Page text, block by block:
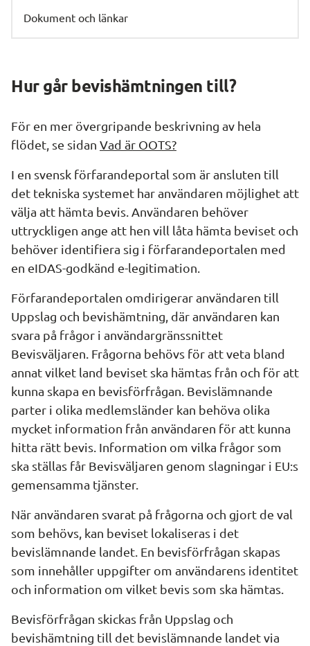
Dokument och länkar
Hur går bevishämtningen till?
För en mer övergripande beskrivning av hela
flödet, se sidan Vad är OOTS?
I en svensk förfarandeportal som är ansluten till
det tekniska systemet har användaren möjlighet att
välja att hämta bevis. Användaren behöver
uttryckligen ange att hen vill låta hämta beviset och
behöver identifiera sig i förfarandeportalen med
en eIDAS-godkänd e-legitimation.
Förfarandeportalen omdirigerar användaren till
Uppslag och bevishämtning, där användaren kan
svara på frågor i användargränssnittet
Bevisväljaren. Frågorna behövs för att veta bland
annat vilket land beviset ska hämtas från och för att
kunna skapa en bevisförfrågan. Bevislämnande
parter i olika medlemsländer kan behöva olika
mycket information från användaren för att kunna
hitta rätt bevis. Information om vilka frågor som
ska ställas får Bevisväljaren genom slagningar i EU:s
gemensamma tjänster.
När användaren svarat på frågorna och gjort de val
som behövs, kan beviset lokaliseras i det
bevislämnande landet. En bevisförfrågan skapas
som innehåller uppgifter om användarens identitet
och information om vilket bevis som ska hämtas.
Bevisförfrågan skickas från Uppslag och
bevishämtning till det bevislämnande landet via